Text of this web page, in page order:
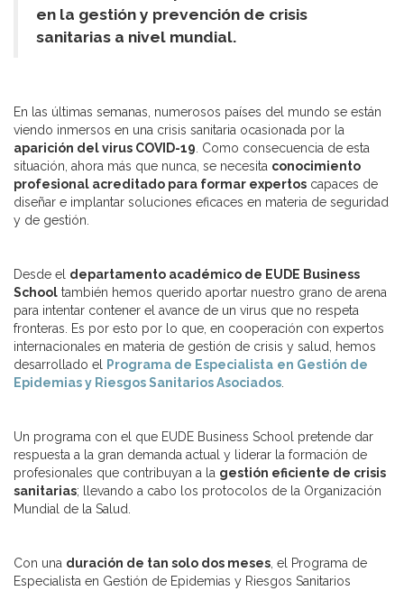
en la gestión y prevención de crisis
sanitarias a nivel mundial.
En las últimas semanas, numerosos países del mundo se están
viendo inmersos en una crisis sanitaria ocasionada por la
aparición del virus COVID-19. Como consecuencia de esta
situación, ahora más que nunca, se necesita conocimiento
profesional acreditado para formar expertos capaces de
diseñar e implantar soluciones eficaces en materia de seguridad
y de gestión.
Desde el departamento académico de EUDE Business
School también hemos querido aportar nuestro grano de arena
para intentar contener el avance de un virus que no respeta
fronteras. Es por esto por lo que, en cooperación con expertos
internacionales en materia de gestión de crisis y salud, hemos
desarrollado el Programa de Especialista en Gestión de
Epidemias y Riesgos Sanitarios Asociados.
Un programa con el que EUDE Business School pretende dar
respuesta a la gran demanda actual y liderar la formación de
profesionales que contribuyan a la gestión eficiente de crisis
sanitarias; llevando a cabo los protocolos de la Organización
Mundial de la Salud.
Con una duración de tan solo dos meses, el Programa de
Especialista en Gestión de Epidemias y Riesgos Sanitarios